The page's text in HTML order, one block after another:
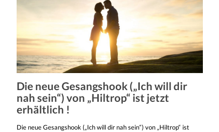
Die neue Gesangshook („Ich will dir
nah sein“) von „Hiltrop“ ist jetzt
erhältlich !
Die neue Gesangshook („Ich will dir nah sein“) von „Hiltrop“ ist